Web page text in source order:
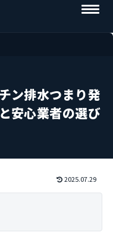
ン排水つまり発
安心業者の選び
2025.07.29